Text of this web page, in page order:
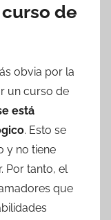
de
obvia por la
un curso de
está
. Esto se
y no tiene
Por tanto, el
que